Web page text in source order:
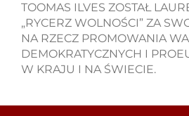
TOOMAS ILVES ZOSTAŁ
„RYCERZ WOLNOŚCI” ZA
NA RZECZ PROMOWANIA
DEMOKRATYCZNYCH I
W KRAJU I NA ŚWIECIE.